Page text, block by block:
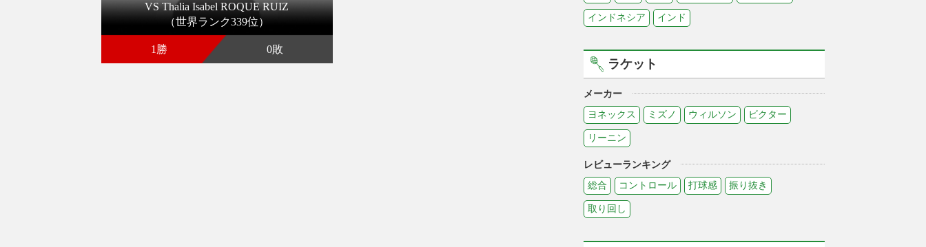
VS Thalia Isabel ROQUE RUIZ
（世界ランク339位）
1勝 0敗
インドネシア インド
ラケット
メーカー
ヨネックス
ミズノ ウィルソン ビクター
リーニン
レビューランキング
総合
コントロール 打球感 振り抜き
取り回し